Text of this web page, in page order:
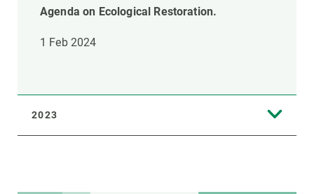
Agenda on Ecological Restoration.
1 Feb 2024
2023